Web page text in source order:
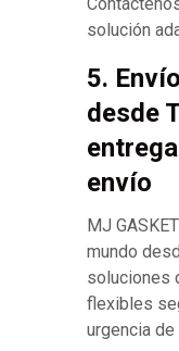
solución
5.
desde
envío
MJ
mundo
soluciones
flexibles
urgencia